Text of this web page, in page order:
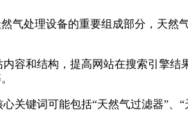
气处理设备的重要组成部分，天
容和结构，提高网站在搜索引擎
关键词可能包括“天然气过滤器”